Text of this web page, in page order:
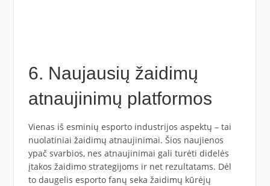
6. Naujausių žaidimų
atnaujinimų platformos
Vienas iš esminių esporto industrijos aspektų – tai
nuolatiniai žaidimų atnaujinimai. Šios naujienos
ypač svarbios, nes atnaujinimai gali turėti didelės
įtakos žaidimo strategijoms ir net rezultatams. Dėl
to daugelis esporto fanų seka žaidimų kūrėjų